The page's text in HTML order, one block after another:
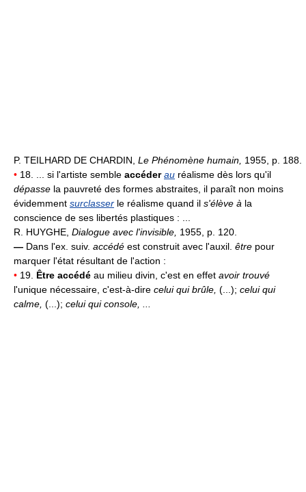
P. TEILHARD DE CHARDIN, Le Phénomène humain, 1955, p. 188.
• 18. ... si l'artiste semble accéderau réalisme dès lors qu'il
dépasse la pauvreté des formes abstraites, il paraît non moins
évidemment surclasser le réalisme quand il s'élève à la
conscience de ses libertés plastiques : ...
R. HUYGHE, Dialogue avec l'invisible, 1955, p. 120.
— Dans l'ex. suiv. accédé est construit avec l'auxil. être pour
marquer l'état résultant de l'action :
• 19. Être accédé au milieu divin, c'est en effet avoir trouvé
l'unique nécessaire, c'est-à-dire celui qui brûle, (...); celui qui
calme, (...); celui qui console, ...